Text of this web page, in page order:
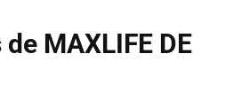
MAXLIFE DE